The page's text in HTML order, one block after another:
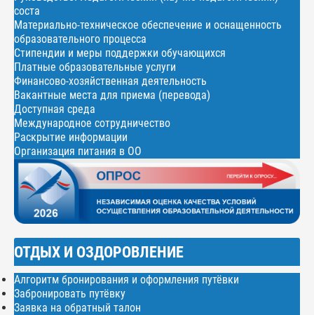
соста
Материально-техническое обеспечение и оснащенность
образовательного процесса
Стипендии и меры поддержки обучающихся
Платные образовательные услуги
Финансово-хозяйственная деятельность
Вакантные места для приема (перевода)
Доступная среда
Международное сотрудничество
Раскрытие информации
Организация питания в ОО
ОТДЫХ И ОЗДОРОВЛЕНИЕ
Алгоритм бронирования и оформления путёвки
Забронировать путёвку
Заявка на обратный талон